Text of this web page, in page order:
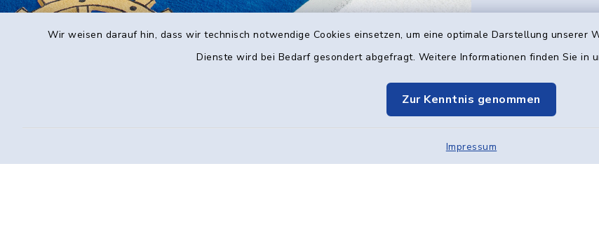
Wir weisen darauf hin, dass wir technisch notwendige Cookies einsetzen, um eine optimale Darstellung unserer
Dienste wird bei Bedarf gesondert abgefragt. Weitere Informationen finden Sie in
Zur Kenntnis genommen
Impressum
Freitag
08:00 - 12:00 Uhr